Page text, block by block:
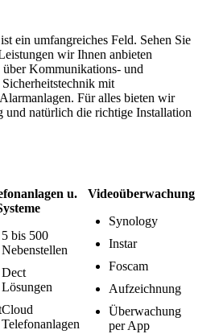
ein umfangreiches Feld. Sehen Sie
wir Ihnen anbieten
Kommunikations- und
mit
Für alles bieten wir
und natürlich die richtige Installation
u.
5 bis 500
Nebenstellen
Dect
Lösungen
Cloud
Telefonanlagen
Videoüberwachung
Synology
Instar
Foscam
Aufzeichnung
Überwachung
per App